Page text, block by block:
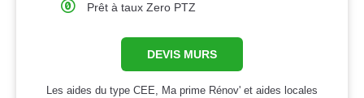
Prêt à taux Zero PTZ
DEVIS MURS
Les aides du type CEE, Ma prime Rénov' et aides locales